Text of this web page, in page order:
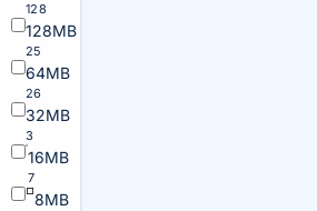
128
128MB
25
64MB
26
32MB
3
16MB
7
8MB